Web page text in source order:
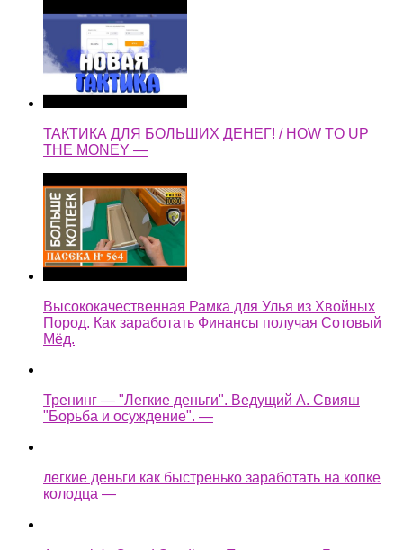
ТАКТИКА ДЛЯ БОЛЬШИХ ДЕНЕГ! / HOW TO UP
THE MONEY —
Высококачественная Рамка для Улья из Хвойных
Пород. Как заработать Финансы получая Сотовый
Мёд.
Тренинг — "Легкие деньги". Ведущий А. Свияш
"Борьба и осуждение". —
легкие деньги как быстренько заработать на копке
колодца —